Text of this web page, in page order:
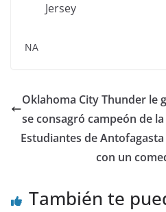
Jersey
NA
Oklahoma City Thunder le
se consagró campeón de
Estudiantes de
con un
También te